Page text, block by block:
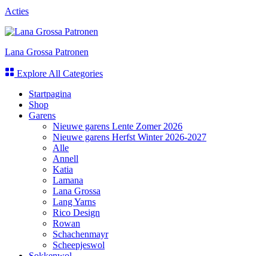
Acties
Lana Grossa Patronen
Explore All Categories
Startpagina
Shop
Garens
Nieuwe garens Lente Zomer 2026
Nieuwe garens Herfst Winter 2026-2027
Alle
Annell
Katia
Lamana
Lana Grossa
Lang Yarns
Rico Design
Rowan
Schachenmayr
Scheepjeswol